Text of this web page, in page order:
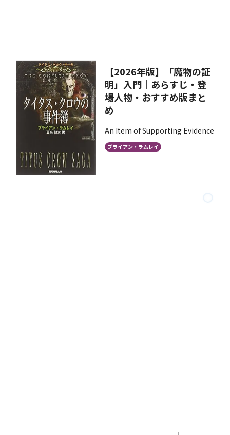
【2026年版】「魔物の証
明」入門｜あらすじ・登
場人物・おすすめ版まと
め
An Item of Supporting Evidence
ブライアン・ラムレイ